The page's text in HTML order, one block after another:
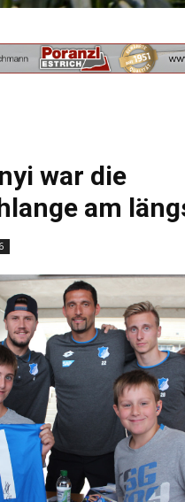
war die
am